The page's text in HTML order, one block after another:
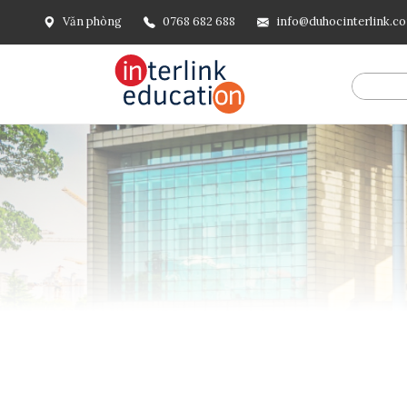
Văn phòng 0768 682 688
@include('frontend.layouts.schema-org', [ 'type' =>
url('/'), ], [ '@type' => 'ListItem', 'position' => 2, 'name' =>
=> url()->current(), ], ], ], ])